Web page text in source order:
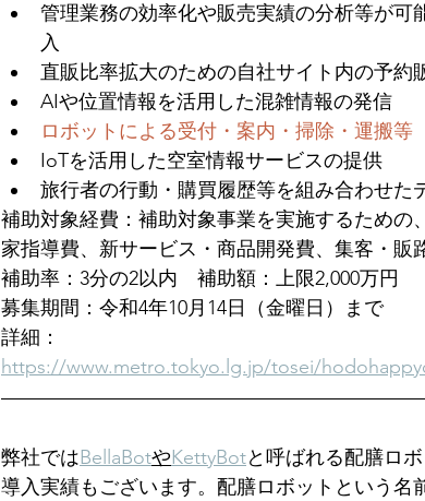
管理業務の効率化や販売実績の分析等が可
入
直販比率拡大のための自社サイト内の予約
AIや位置情報を活用した混雑情報の発信
ロボットによる受付・案内・掃除・運搬等
IoTを活用した空室情報サービスの提供
旅行者の行動・購買履歴等を組み合わせた
補助対象経費：補助対象事業を実施するための
家指導費、新サービス・商品開発費、集客・販
補助率：3分の2以内　補助額：上限2,000万円
募集期間：令和4年10月14日（金曜日）まで
詳細：
https://www.metro.tokyo.lg.jp/tosei/
弊社ではBellaBotやKettyBotと呼ばれる配膳ロ
導入実績もございます。配膳ロボットという